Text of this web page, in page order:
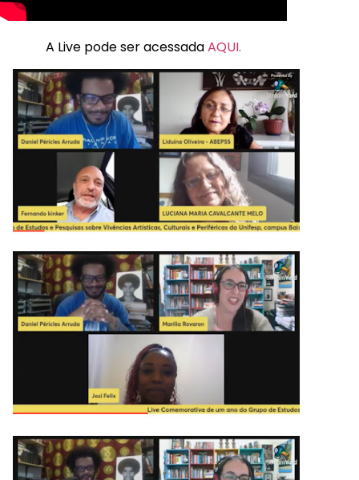
A Live pode ser acessadaAQUI.